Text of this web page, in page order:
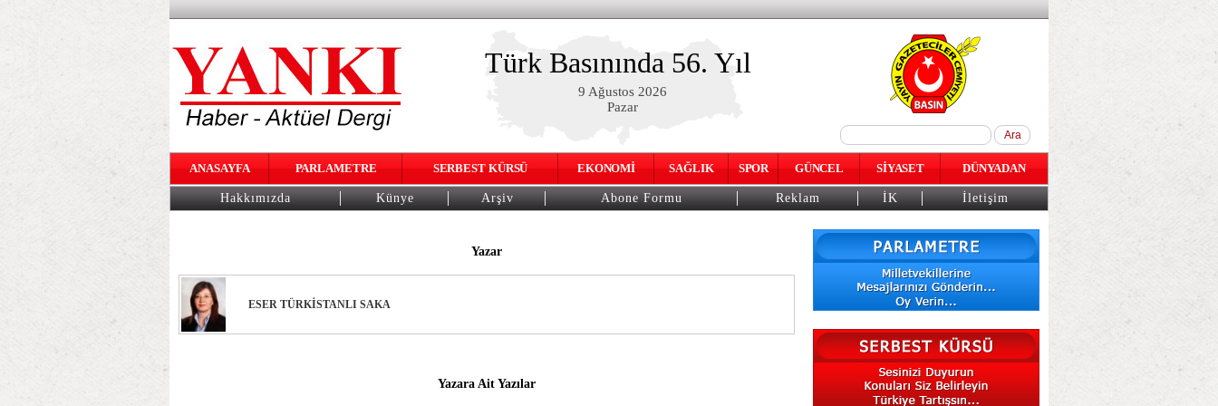
Türk Basınında 56. Yıl
9 Ağustos 2026
Pazar
ANASAYFA PARLAMETRE SERBEST KÜRSÜ EKONOMİ SAĞLIK SPOR GÜNCEL SİYASET DÜNYADAN
Hakkımızda Künye Arşiv Abone Formu Reklam İK İletişim
Yazar
ESER TÜRKİSTANLI SAKA
Yazara Ait Yazılar